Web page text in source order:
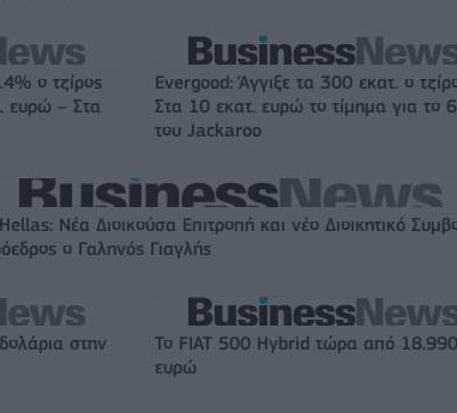
ο τζίρος
ευρώ – Στα
Evergood: Άγγιξε τα 300 εκατ. ο
Στα 10 εκατ. ευρώ το τίμημα για το
του Jackaroo
Νέα Διοικούσα Επιτροπή και νέο Διοικητικό
ο Γαληνός Γιαγλής
στην
Το FIAT 500 Hybrid τώρα από 18.990
ευρώ